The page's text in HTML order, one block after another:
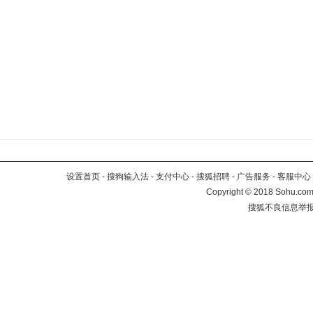
设置首页 - 搜狗输入法 - 支付中心 - 搜狐招聘 - 广告服务 - 客服中心
Copyright©2018
搜狐不良信息举